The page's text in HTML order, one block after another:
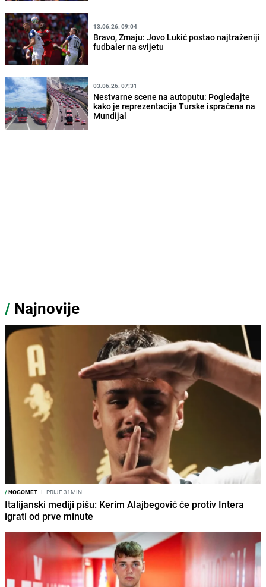
13.06.26. 09:04
Bravo, Zmaju: Jovo Lukić postao najtraženiji
fudbaler na svijetu
03.06.26. 07:31
Nestvarne scene na autoputu: Pogledajte
kako je reprezentacija Turske ispraćena na
Mundijal
/ Najnovije
/NOGOMET I PRIJE 31MIN
Italijanski mediji pišu: Kerim Alajbegović će protiv Intera
igrati od prve minute